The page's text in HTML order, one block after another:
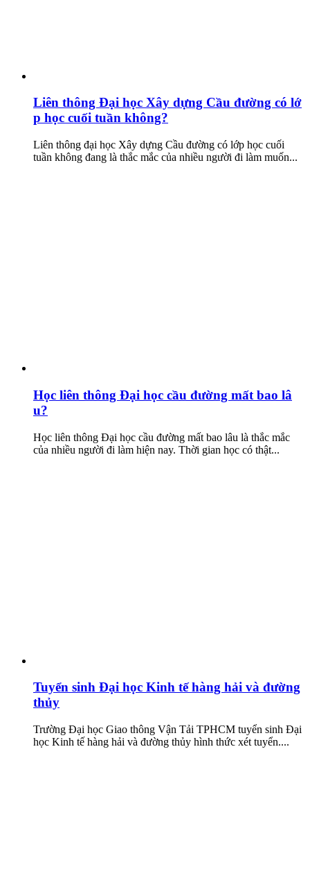
Liên thông Đại học Xây dựng Cầu đường có lớ
p học cuối tuần không?
Liên thông đại học Xây dựng Cầu đường có lớp học cuối
tuần không đang là thắc mắc của nhiều người đi làm muốn...
Học liên thông Đại học cầu đường mất bao lâ
u?
Học liên thông Đại học cầu đường mất bao lâu là thắc mắc
của nhiều người đi làm hiện nay. Thời gian học có thật...
Tuyển sinh Đại học Kinh tế hàng hải và đường
thủy
Trường Đại học Giao thông Vận Tải TPHCM tuyển sinh Đại
học Kinh tế hàng hải và đường thủy hình thức xét tuyển....